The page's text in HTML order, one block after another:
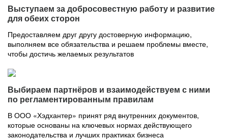
Выступаем за добросовестную работу и развитие
для обеих сторон
Предоставляем друг другу достоверную информацию,
выполняем все обязательства и решаем проблемы вместе,
чтобы достичь желаемых результатов
Выбираем партнёров и взаимодействуем с ними
по регламентированным правилам
В ООО «Хэдхантер» принят ряд внутренних документов,
которые основаны на ключевых нормах действующего
законодательства и лучших практиках бизнеса